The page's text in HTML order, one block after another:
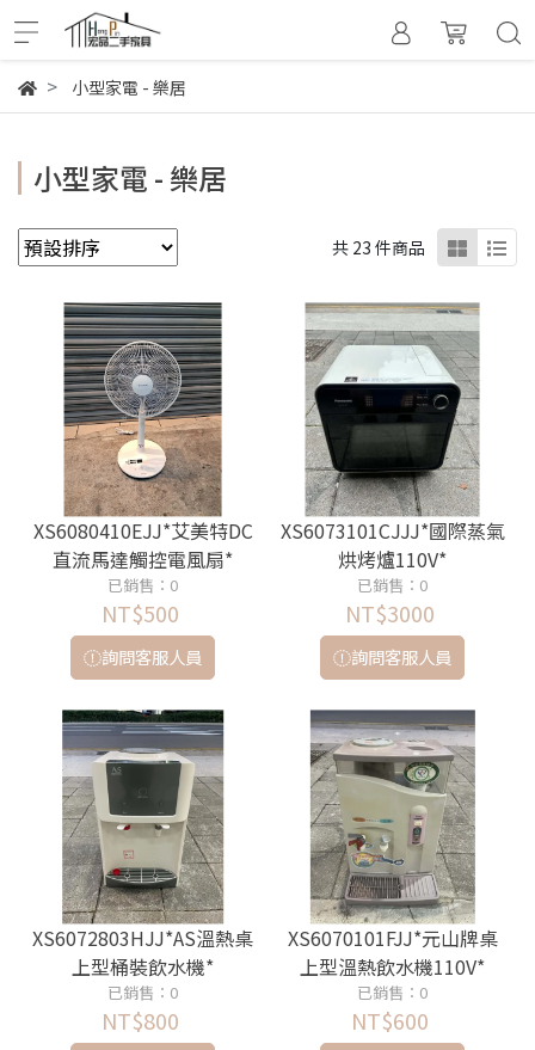
小型家電 - 樂居
小型家電 - 樂居
共 23 件商品
XS6080410EJJ*艾美特DC
直流馬達觸控電風扇*
已銷售：0
NT$500
詢問客服人員
XS6073101CJJJ*國際蒸氣
烘烤爐110V*
已銷售：0
NT$3000
詢問客服人員
XS6072803HJJ*AS溫熱桌
上型桶裝飲水機*
已銷售：0
NT$800
XS6070101FJJ*元山牌桌
上型溫熱飲水機110V*
已銷售：0
NT$600